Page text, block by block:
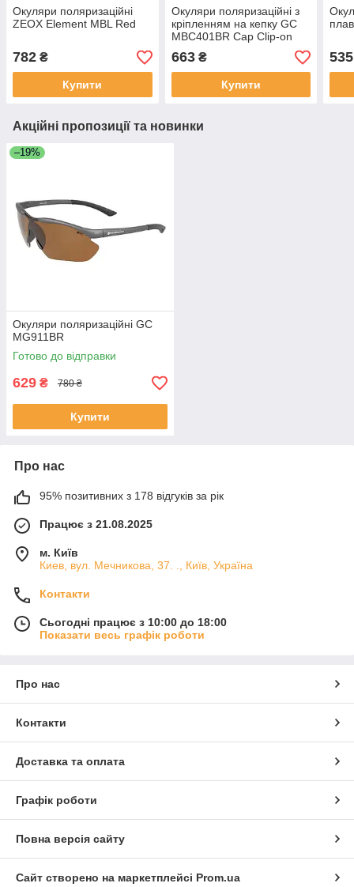
Окуляри поляризаційні
ZEOX Element MBL Red
782 ₴
Купити
Окуляри поляризаційні з
кріпленням на кепку GC
MBC401BR Cap Clip-on
663₴
Купити
535
Акційні пропозиції та новинки
–19%
Окуляри поляризаційні GC
MG911BR
Готово до відправки
629 ₴ 780 ₴
Купити
Про нас
95% позитивних з 178 відгуків за рік
Працює з 21.08.2025
м. Київ
Киев, вул. Мечникова, 37. ., Київ, Україна
Контакти
Сьогодні працює з 10:00 до 18:00
Показати весь графік роботи
Про нас
Контакти
Доставка та оплата
Графік роботи
Повна версія сайту
Сайт створено на маркетплейсі Prom.ua